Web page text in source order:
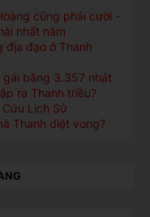
cũng phải cười -
nhất năm
địa đạo ở Thanh
bằng 3.357 nhát
ra Thanh triều?
Lịch Sử
Thanh diệt vong?